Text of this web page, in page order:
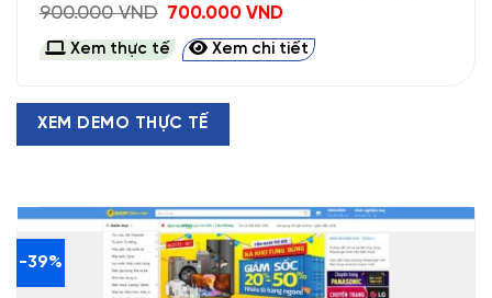
900.000VND
Giá
gốc
là:
900.000 VND.
700.000VNDGiá
tại
là:
700.000 VND.
Xem thực tế Xem chi tiết
XEM DEMO THỰC TẾ
-39%